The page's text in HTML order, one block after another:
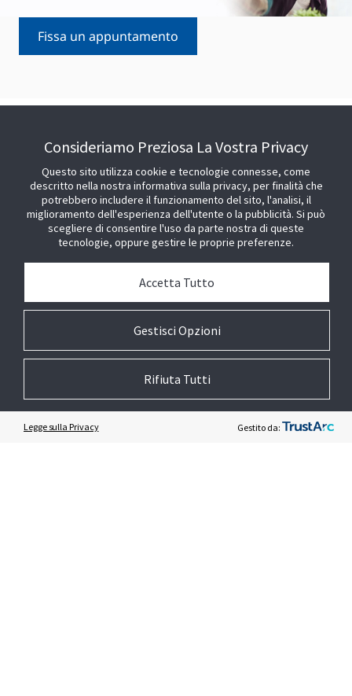
Fissa un appuntamento
CONTATTACI
+39 02 30550510
Vendite e Informazioni Generali
Consideriamo Preziosa La Vostra Privacy
Questo sito utilizza cookie e tecnologie connesse, come
descritto nella nostra informativa sulla privacy, per finalità che
potrebbero includere il funzionamento del sito, l'analisi, il
miglioramento dell'esperienza dell'utente o la pubblicità. Si può
scegliere di consentire l'uso da parte nostra di queste
tecnologie, oppure gestire le proprie preferenze.
Gestisci Opzioni
Accetta Tutto
Rifiuta Tutti
Legge sulla Privacy Gestito da: